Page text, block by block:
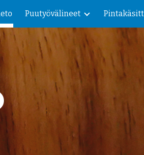
navigationPuutyövälineet